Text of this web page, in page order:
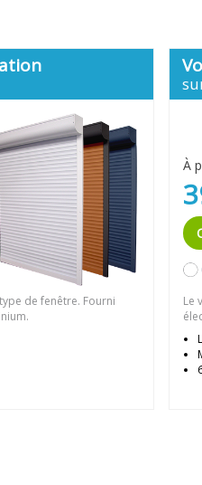
de fenêtre. Fourni
À
Le